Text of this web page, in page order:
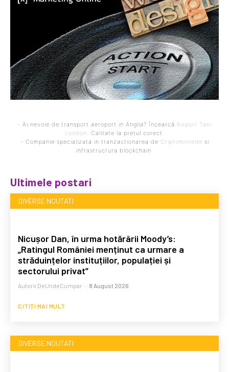
- Ai nevoie de transport aeroport in Anglia? Încearcă Airport Taxi
London . Calitate la prețul corect.
- Companie specializata in tranzactionarea de Criptomonede si
infrastructura blockchain.
Ultimele postari
DIVERSE NOUTATI
Nicușor Dan, în urma hotărârii Moody’s:
„Ratingul României menținut ca urmare a
străduințelor instituțiilor, populației și
sectorului privat”
Autorii DeUndeCumpar - 8 August 2026
CITIȚI MAI MULT
DIVERSE NOUTATI